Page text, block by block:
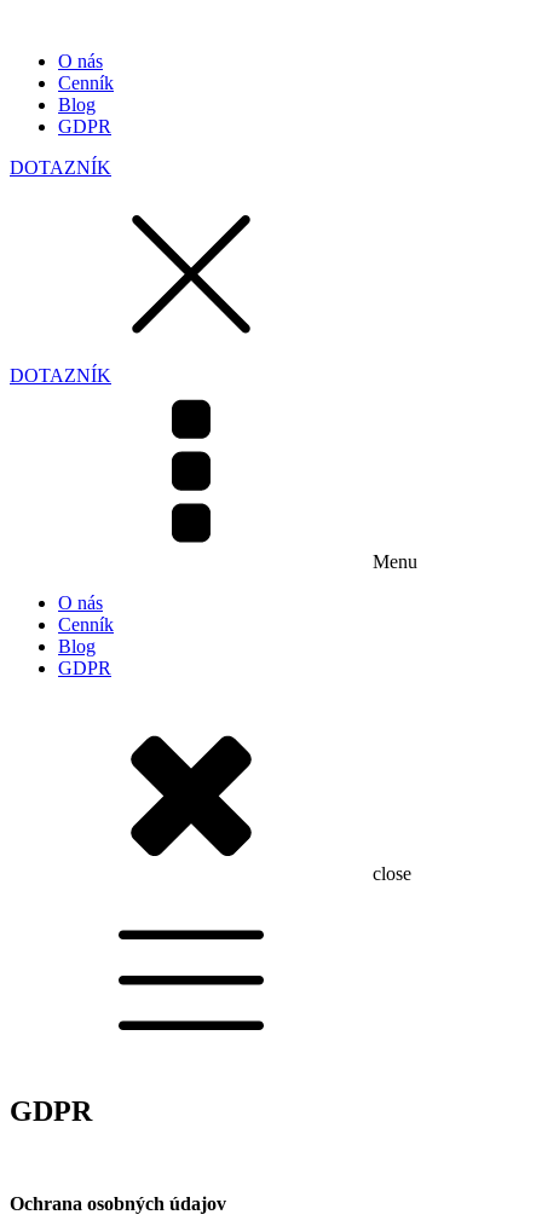
O nás
Cenník
Blog
GDPR
DOTAZNÍK
DOTAZNÍK
Menu
O nás
Cenník
Blog
GDPR
close
GDPR
Ochrana osobných údajov